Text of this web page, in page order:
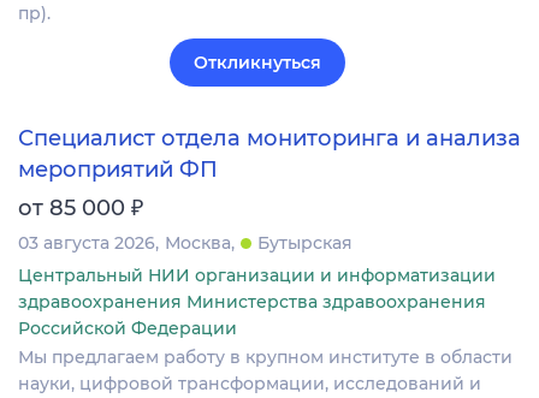
пр).
Откликнуться
Специалист отдела мониторинга и анализа
мероприятий ФП
от 85 000 ₽
03 августа 2026 Москва
Бутырская
Центральный НИИ организации и информатизации
здравоохранения Министерства здравоохранения
Российской Федерации
Мы предлагаем работу в крупном институте в области
науки, цифровой трансформации, исследований и